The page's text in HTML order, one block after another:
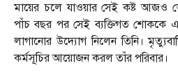
মায়ের চলে যাওয়ার সেই কষ্ট আজও
পাঁচ বছর পর সেই ব্যক্তিগত শোককে
লাগানোর উদ্যোগ নিলেন তিনি।
কর্মসূচির আয়োজন করল তাঁর পরিবার।